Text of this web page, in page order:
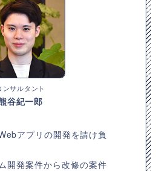
ンサルタント
谷紀一郎
アプリの開発を請け負
開発案件から改修の案件